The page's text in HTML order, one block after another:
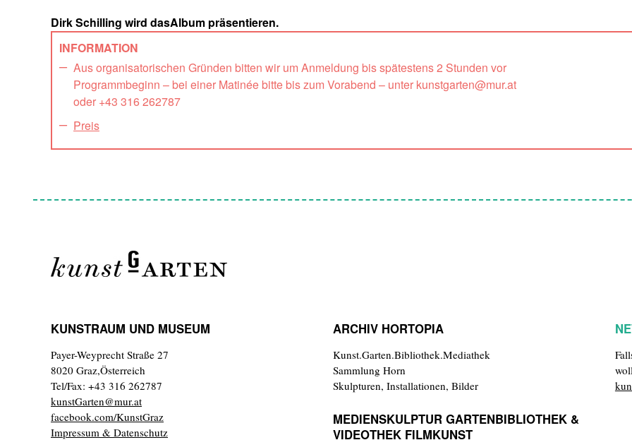
Dirk Schilling wird dasAlbum präsentieren.
INFORMATION
Aus organisatorischen Gründen bitten wir um Anmeldung bis spätestens 2 Stunden vor
Programmbeginn – bei einer Matinée bitte bis zum Vorabend – unter kunstgarten@mur.at
oder +43 316 262787
Preis
KUNSTRAUM UND MUSEUM
Payer-Weyprecht Straße 27
8020 Graz,Österreich
Tel/Fax: +43 316 262787
kunstGarten@mur.at
facebook.com/KunstGraz
Impressum & Datenschutz
ARCHIV HORTOPIA
Kunst.Garten.Bibliothek.Mediathek
Sammlung Horn
Skulpturen, Installationen, Bilder
MEDIENSKULPTUR GARTENBIBLIOTHEK &
VIDEOTHEK FILMKUNST